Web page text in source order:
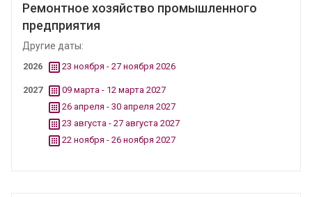
Ремонтное хозяйство промышленного
предприятия
Другие даты:
2026 23 ноября - 27 ноября 2026
2027
09 марта - 12 марта 2027
26 апреля - 30 апреля 2027
23 августа - 27 августа 2027
22 ноября - 26 ноября 2027